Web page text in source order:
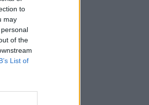
to
may
of the
List of